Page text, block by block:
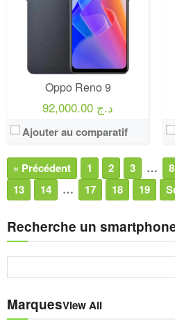
Oppo Reno 9
92,000.00 د.ج
Ajouter au comparatif
« Précédent 1 2 3 … 8
13
14 … 17 18 19
Recherche un
MarquesView All